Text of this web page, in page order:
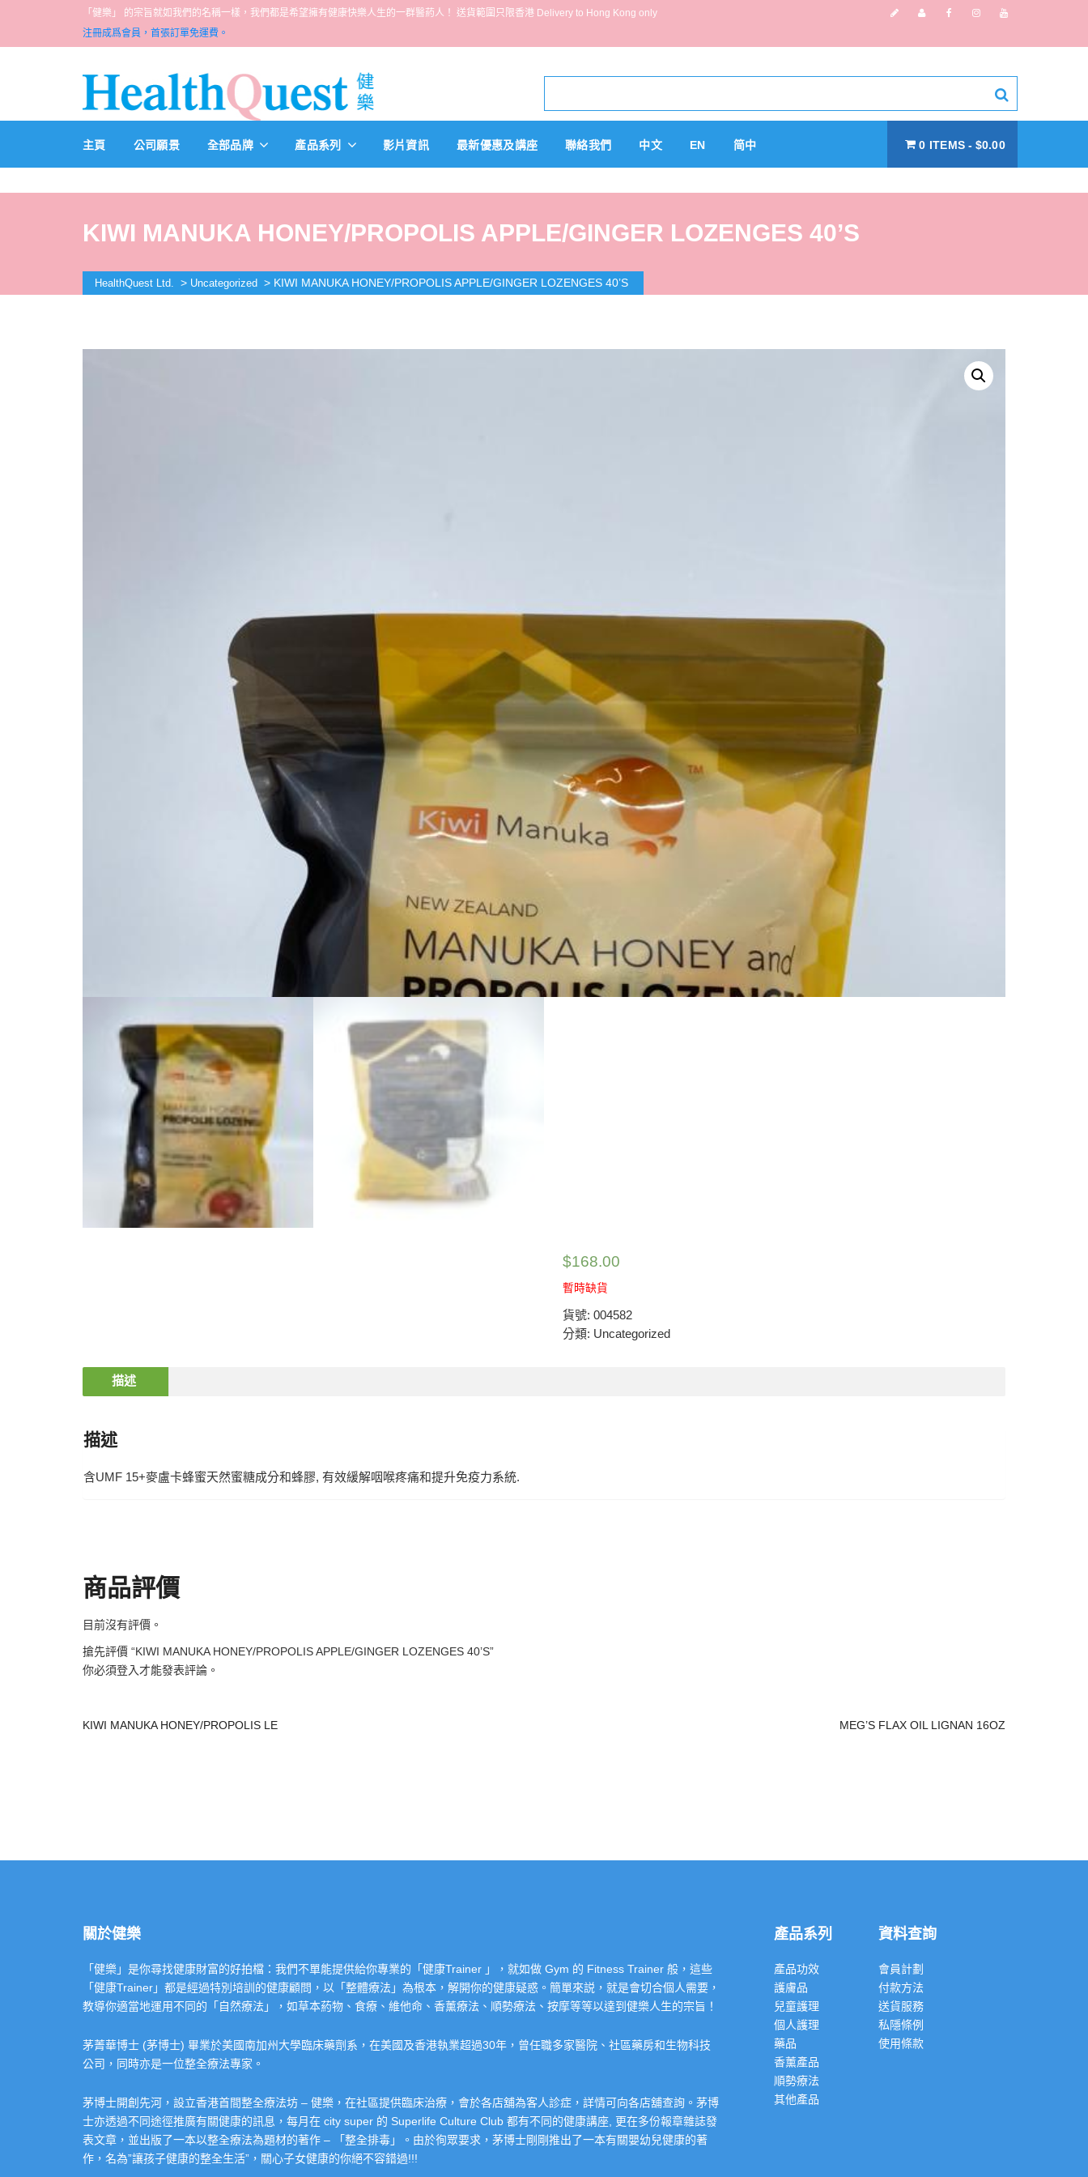
「健樂」 的宗旨就如我們的名稱一樣，我們都是希望擁有健康快樂人生的一群醫葯人！ 送貨範圍只限香港 Delivery to Hong Kong only
注冊成爲會員，首張訂單免運費。
主頁 公司願景 全部品牌 產品系列 影片資訊 最新優惠及講座 聯絡我們 中文 EN 简中 0 ITEMS $0.00
KIWI MANUKA HONEY/PROPOLIS APPLE/GINGER LOZENGES 40’S
HealthQuest Ltd. > Uncategorized > KIWI MANUKA HONEY/PROPOLIS APPLE/GINGER LOZENGES 40’S
$168.00
暫時缺貨
貨號: 004582
分類: Uncategorized
描述
描述
含UMF 15+麥盧卡蜂蜜天然蜜糖成分和蜂膠, 有效緩解咽喉疼痛和提升免疫力系統.
商品評價
目前沒有評價。
搶先評價 “KIWI MANUKA HONEY/PROPOLIS APPLE/GINGER LOZENGES 40’S”
你必須登入 才能發表評論。
KIWI MANUKA HONEY/PROPOLIS LE MEG’S FLAX OIL LIGNAN 16OZ
關於健樂
「健樂」是你尋找健康財富的好拍檔：我們不單能提供給你專業的「健康Trainer 」，就如做 Gym 的 Fitness Trainer 般，這些
「健康Trainer」都是經過特別培訓的健康顧問，以「整體療法」為根本，解開你的健康疑惑。簡單來説，就是會切合個人需要，
教導你適當地運用不同的「自然療法」，如草本葯物、食療、維他命、香薰療法、順勢療法、按摩等等以達到健樂人生的宗旨！
茅菁華博士 (茅博士) 畢業於美國南加州大學臨床藥劑系，在美國及香港執業超過30年，曾任職多家醫院、社區藥房和生物科技
公司，同時亦是一位整全療法專家。
茅博士開創先河，設立香港首間整全療法坊 – 健樂，在社區提供臨床治療，會於各店舖為客人診症，詳情可向各店舖查詢。茅博
士亦透過不同途徑推廣有關健康的訊息，每月在 city super 的 Superlife Culture Club 都有不同的健康講座, 更在多份報章雜誌發
表文章，並出版了一本以整全療法為題材的著作 – 「整全排毒」。由於徇眾要求，茅博士剛剛推出了一本有關嬰幼兒健康的著
作，名為”讓孩子健康的整全生活”，關心子女健康的你絕不容錯過!!!
產品系列
產品功效
護膚品
兒童護理
個人護理
藥品
香薰產品
順勢療法
其他產品
資料查詢
會員計劃
付款方法
送貨服務
私隱條例
使用條款